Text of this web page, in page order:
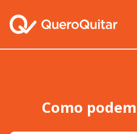
Como